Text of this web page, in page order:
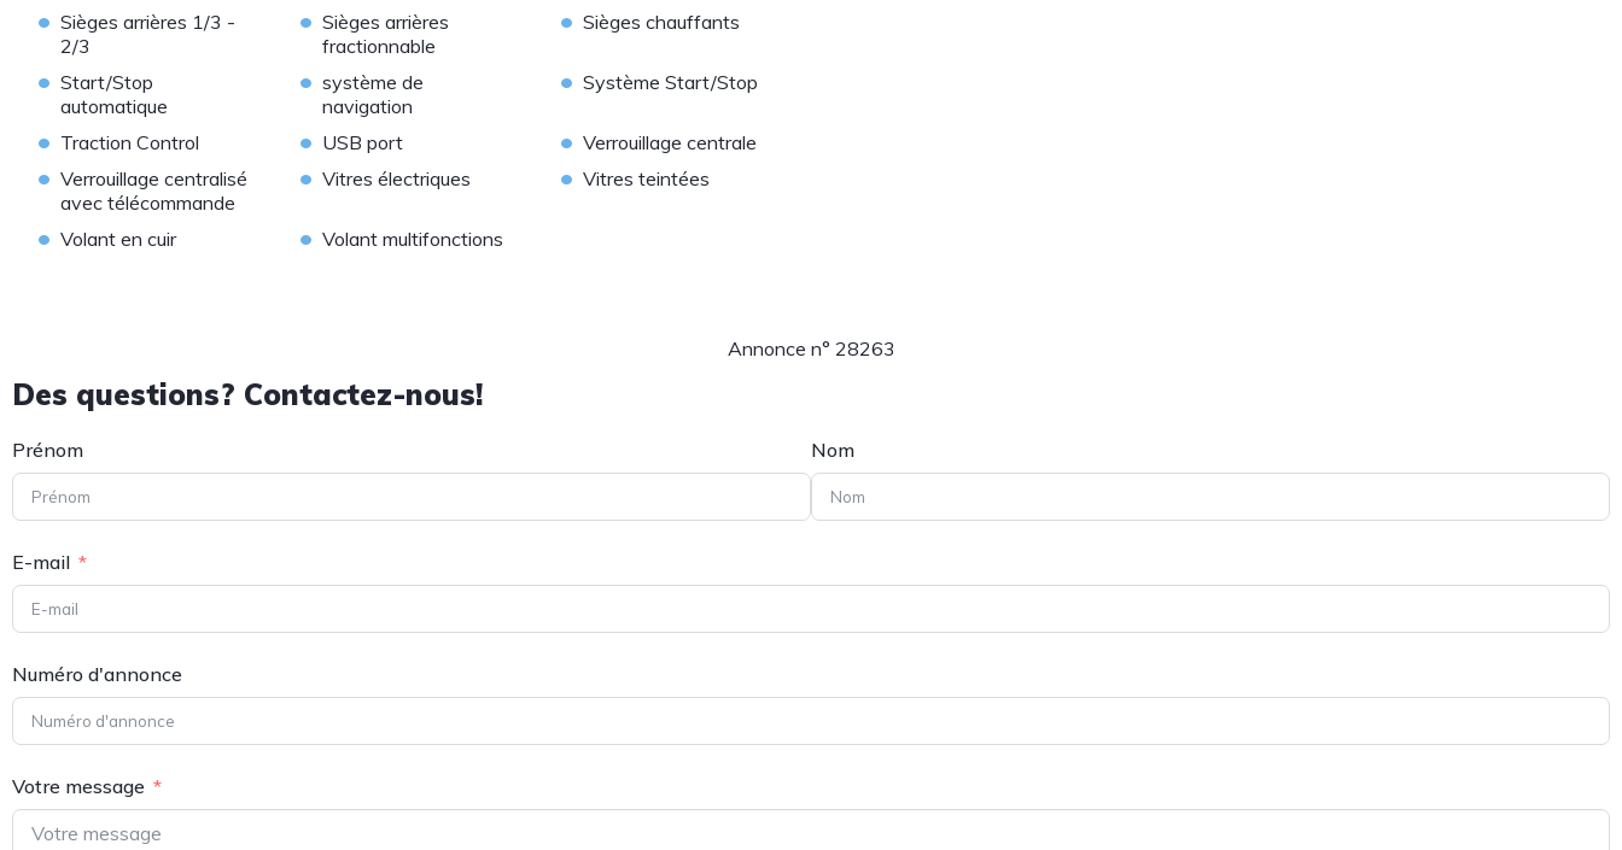
• Sièges arrières 1/3 -
2/3
• Sièges arrières
fractionnable
• Sièges chauffants
• Start/Stop
automatique
• système de
navigation
• Système Start/Stop
• Traction Control • USB port • Verrouillage centrale
• Verrouillage centralisé
avec télécommande
• Vitres électriques • Vitres teintées
• Volant en cuir • Volant multifonctions
Annonce n° 28263
Des questions? Contactez-nous!
Prénom Nom
E-mail
Numéro d'annonce
Votre message